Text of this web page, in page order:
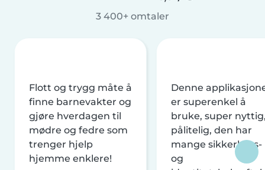
3 400+ omtaler
Flott og trygg måte å
finne barnevakter og
gjøre hverdagen til
mødre og fedre som
trenger hjelp
hjemme enklere!
Denne
er superenkel å
bruke, super
pålitelig, den har
mange sikkerhets-
og